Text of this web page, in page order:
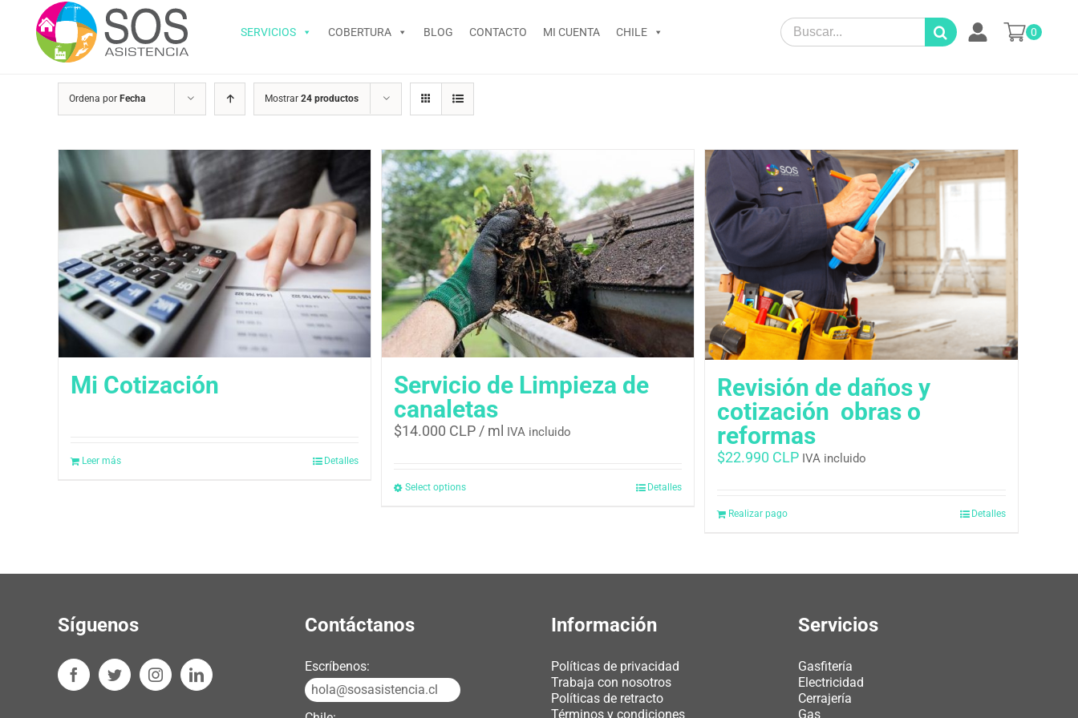
contenido
SERVICIOS COBERTURA BLOG CONTACTO MI CUENTA CHILE
Search
for:
0
Ordena por Fecha Mostrar 24 productos
Mi Cotización
Leer más Detalles
Servicio de Limpieza de
canaletas
$14.000 CLP / ml IVA incluido
Select options Detalles
Revisión de daños y
cotización  obras o
reformas
$22.990 CLP IVA incluido
Realizar pago Detalles
Síguenos Contáctanos
Escríbenos:
hola@sosasistencia.cl
Información
Políticas de privacidad
Trabaja con nosotros
Políticas de retracto
Términos y condiciones
Servicios
Gasfitería
Electricidad
Cerrajería
Gas